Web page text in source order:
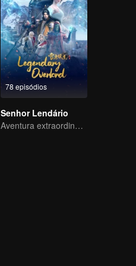
78 episódios
Senhor Lendário
Aventura extraordinária, um adolescente renascido da adversidade